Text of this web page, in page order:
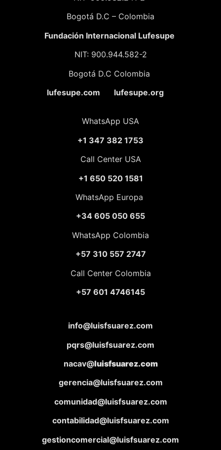
Bogotá D.C – Colombia
Fundación Internacional Lufesupe
NIT: 900.944.582-2
Bogotá D.C Colombia
lufesupe.com lufesupe.org
WhatsApp USA
+1 347 382 1753
Call Center USA
+1 650 520 1581
WhatsApp Europa
+34 605 050 655
WhatsApp Colombia
+57 310 557 2747
Call Center Colombia
+57 601 4746145
info@luisfsuarez.com
pqrs@luisfsuarez.com
nacav@luisfsuarez.com
gerencia@luisfsuarez.com
comunidad@luisfsuarez.com
contabilidad@luisfsuarez.com
gestioncomercial@luisfsuarez.com